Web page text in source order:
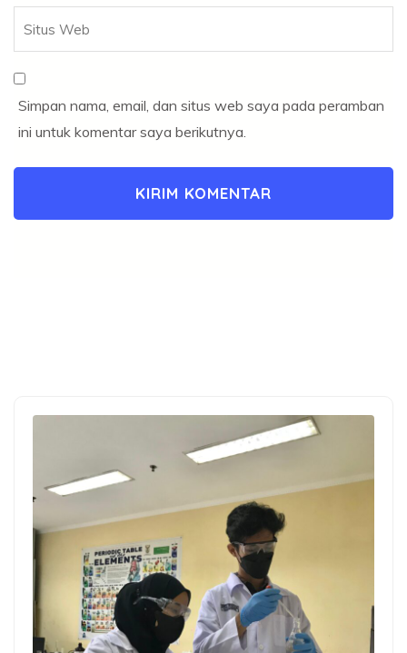
Simpan nama, email, dan situs web saya pada peramban
ini untuk komentar saya berikutnya.